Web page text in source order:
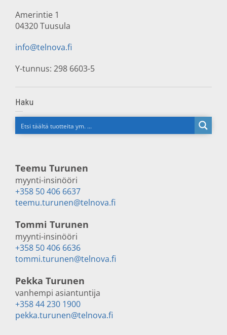
Amerintie 1
04320 Tuusula
info@telnova.fi
Y-tunnus: 298 6603-5
Haku
Teemu Turunen
myynti-insinööri
+358 50 406 6637
teemu.turunen@telnova.fi
Tommi Turunen
myynti-insinööri
+358 50 406 6636
tommi.turunen@telnova.fi
Pekka Turunen
vanhempi asiantuntija
+358 44 230 1900
pekka.turunen@telnova.fi